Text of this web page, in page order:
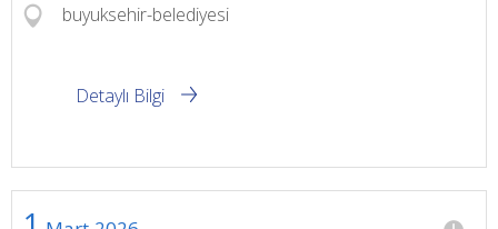
buyuksehir-belediyesi
Detaylı Bilgi